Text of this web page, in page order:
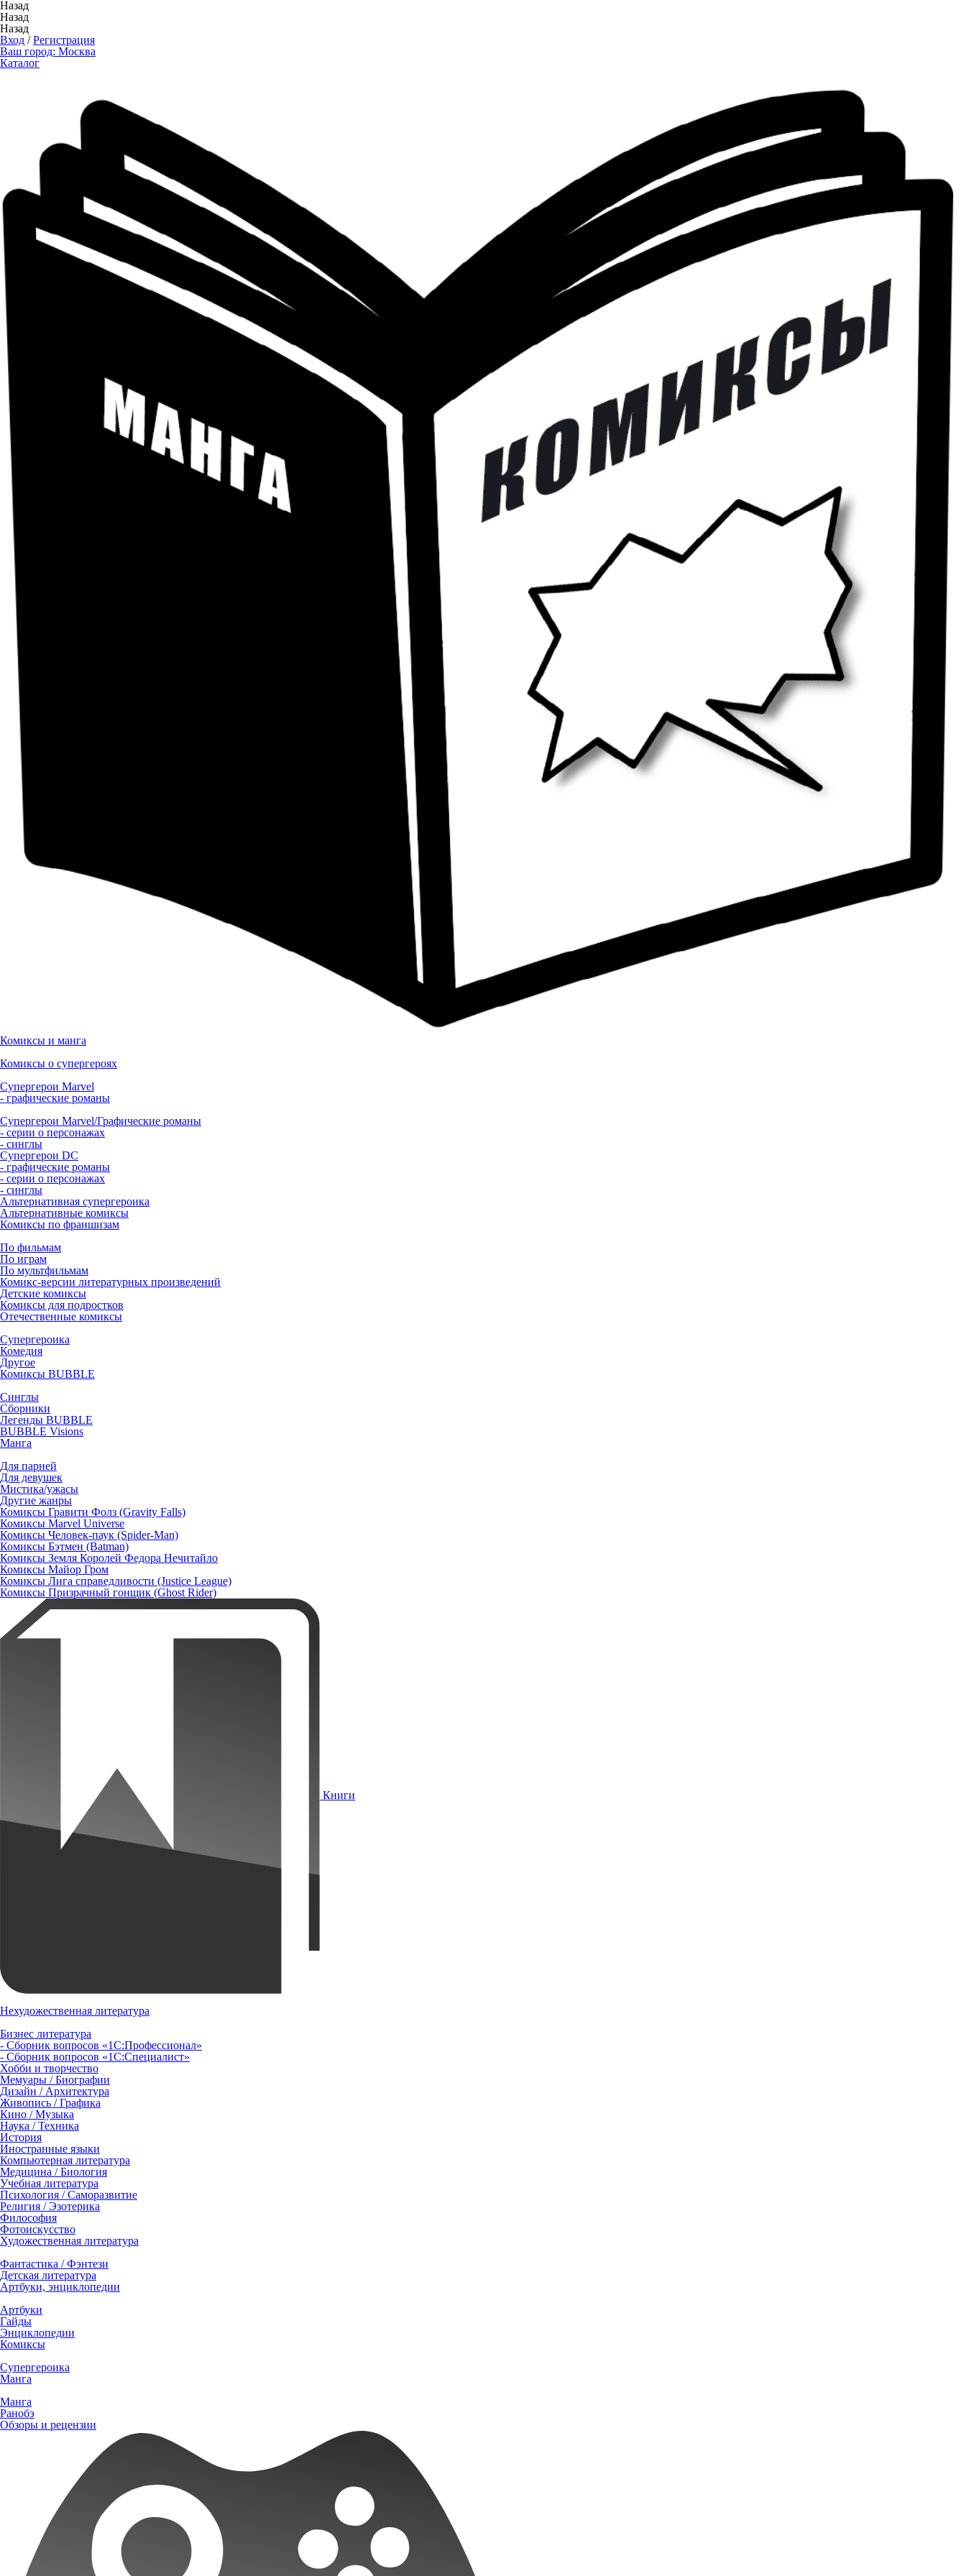
Назад
Назад
Назад
Вход /Регистрация
Ваш город: Москва
Каталог
Комиксы и манга
Комиксы о супергероях
Супергерои Marvel
- графические романы
Супергерои Marvel/Графические романы
- серии о персонажах
- синглы
Супергерои DC
- графические романы
- серии о персонажах
- синглы
Альтернативная супергероика
Альтернативные комиксы
Комиксы по франшизам
По фильмам
По играм
По мультфильмам
Комикс-версии литературных произведений
Детские комиксы
Комиксы для подростков
Отечественные комиксы
Супергероика
Комедия
Другое
Комиксы BUBBLE
Синглы
Сборники
Легенды BUBBLE
BUBBLE Visions
Манга
Для парней
Для девушек
Мистика/ужасы
Другие жанры
Комиксы Гравити Фолз (Gravity Falls)
Комиксы Marvel Universe
Комиксы Человек-паук (Spider-Man)
Комиксы Бэтмен (Batman)
Комиксы Земля Королей Федора Нечитайло
Комиксы Майор Гром
Комиксы Лига справедливости (Justice League)
Комиксы Призрачный гонщик (Ghost Rider)
Книги
Нехудожественная литература
Бизнес литература
- Сборник вопросов «1С:Профессионал»
- Сборник вопросов «1С:Специалист»
Хобби и творчество
Мемуары / Биографии
Дизайн / Архитектура
Живопись / Графика
Кино / Музыка
Наука / Техника
История
Иностранные языки
Компьютерная литература
Медицина / Биология
Учебная литература
Психология / Саморазвитие
Религия / Эзотерика
Философия
Фотоискусство
Художественная литература
Фантастика / Фэнтези
Детская литература
Артбуки, энциклопедии
Артбуки
Гайды
Энциклопедии
Комиксы
Супергероика
Манга
Манга
Ранобэ
Обзоры и рецензии